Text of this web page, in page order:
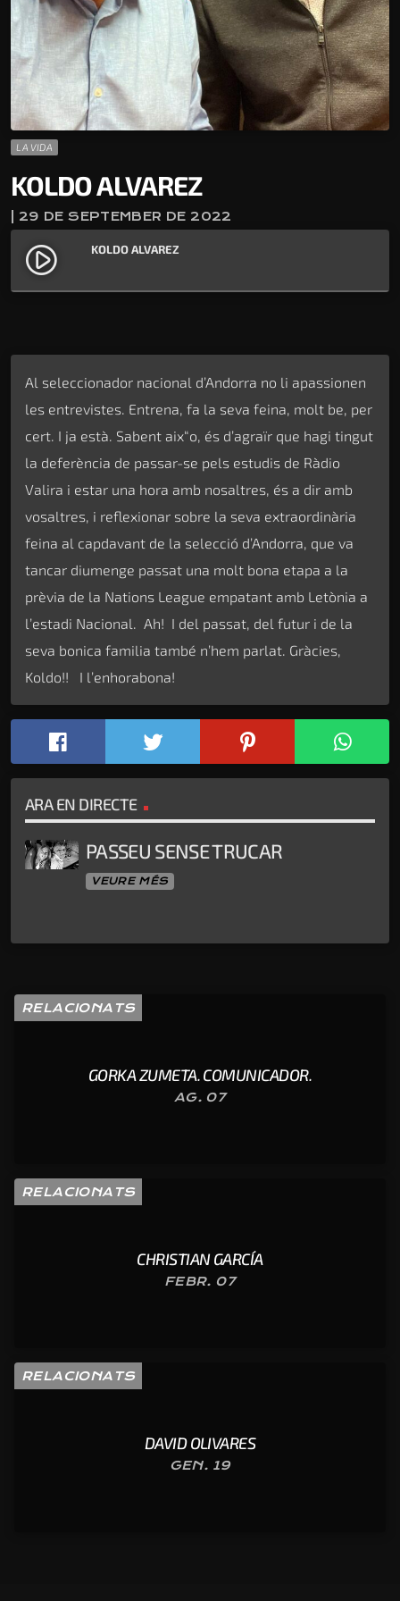
LA VIDA
KOLDO ALVAREZ
| 29 DE SEPTEMBER DE 2022
play_circle_filled KOLDO ALVAREZ
Al seleccionador nacional d’Andorra no li apassionen
les entrevistes. Entrena, fa la seva feina, molt be, per
cert. I ja està. Sabent aix“o, és d’agraïr que hagi tingut
la deferència de passar-se pels estudis de Ràdio
Valira i estar una hora amb nosaltres, és a dir amb
vosaltres, i reflexionar sobre la seva extraordinària
feina al capdavant de la selecció d’Andorra, que va
tancar diumenge passat una molt bona etapa a la
prèvia de la Nations League empatant amb Letònia a
l’estadi Nacional. Ah! I del passat, del futur i de la
seva bonica familia també n’hem parlat. Gràcies,
Koldo!! I l’enhorabona!
ARA EN DIRECTE
PASSEU SENSE TRUCAR
VEURE MÉS
RELACIONATS
GORKA ZUMETA. COMUNICADOR.
AG. 07
RELACIONATS
CHRISTIAN GARCÍA
FEBR. 07
RELACIONATS
DAVID OLIVARES
GEN. 19